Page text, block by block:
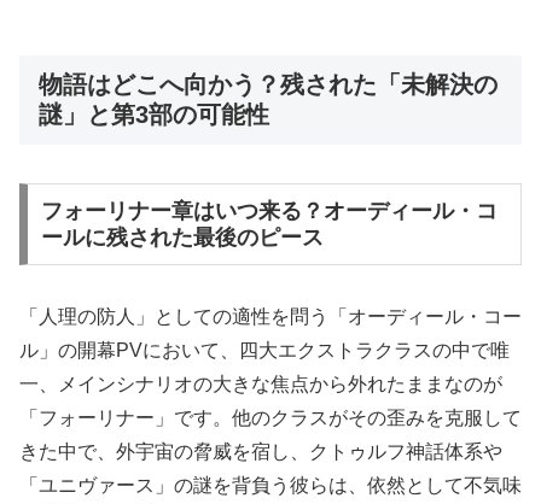
物語はどこへ向かう？残された「未解決の
謎」と第3部の可能性
フォーリナー章はいつ来る？オーディール・コ
ールに残された最後のピース
「人理の防人」としての適性を問う「オーディール・コー
ル」の開幕PVにおいて、四大エクストラクラスの中で唯
一、メインシナリオの大きな焦点から外れたままなのが
「フォーリナー」です。他のクラスがその歪みを克服して
きた中で、外宇宙の脅威を宿し、クトゥルフ神話体系や
「ユニヴァース」の謎を背負う彼らは、依然として不気味